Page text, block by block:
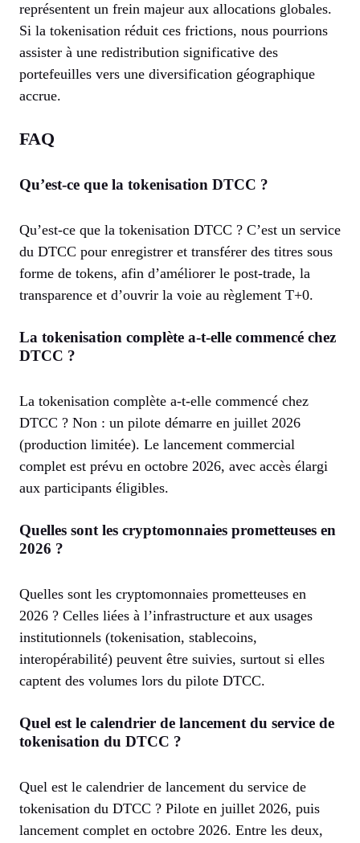
représentent un frein majeur aux allocations globales.
Si la tokenisation réduit ces frictions, nous pourrions
assister à une redistribution significative des
portefeuilles vers une diversification géographique
accrue.
FAQ
Qu’est-ce que la tokenisation DTCC ?
Qu’est-ce que la tokenisation DTCC ? C’est un service
du DTCC pour enregistrer et transférer des titres sous
forme de tokens, afin d’améliorer le post-trade, la
transparence et d’ouvrir la voie au règlement T+0.
La tokenisation complète a-t-elle commencé chez
DTCC ?
La tokenisation complète a-t-elle commencé chez
DTCC ? Non : un pilote démarre en juillet 2026
(production limitée). Le lancement commercial
complet est prévu en octobre 2026, avec accès élargi
aux participants éligibles.
Quelles sont les cryptomonnaies prometteuses en
2026 ?
Quelles sont les cryptomonnaies prometteuses en
2026 ? Celles liées à l’infrastructure et aux usages
institutionnels (tokenisation, stablecoins,
interopérabilité) peuvent être suivies, surtout si elles
captent des volumes lors du pilote DTCC.
Quel est le calendrier de lancement du service de
tokenisation du DTCC ?
Quel est le calendrier de lancement du service de
tokenisation du DTCC ? Pilote en juillet 2026, puis
lancement complet en octobre 2026. Entre les deux,